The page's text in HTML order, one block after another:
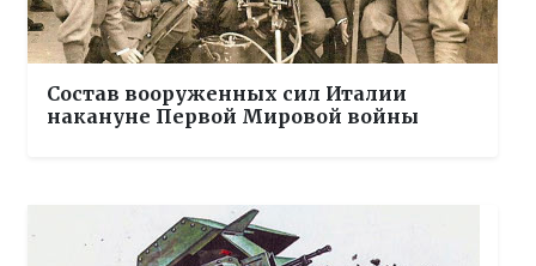
Состав вооруженных сил Италии
накануне Первой Мировой войны